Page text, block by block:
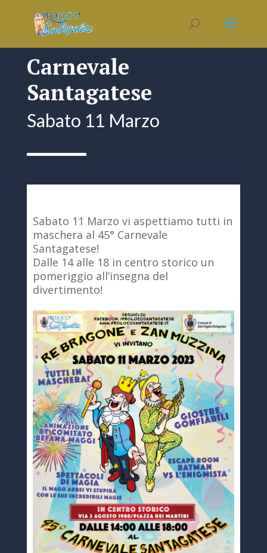
Carnevale
Santagatese
Sabato 11 Marzo
Sabato 11 Marzo vi aspettiamo tutti in
maschera al 45° Carnevale
Santagatese!
Dalle 14 alle 18 in centro storico un
pomeriggio all’insegna del
divertimento!